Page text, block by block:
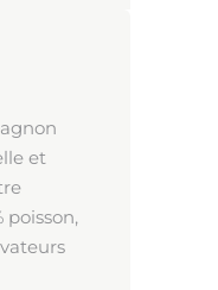
et
poisson,